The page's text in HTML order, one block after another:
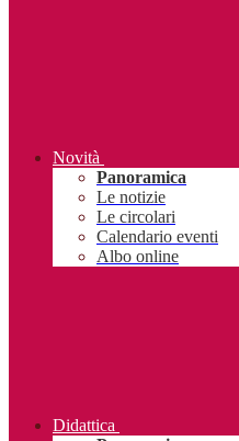
Novità
Panoramica
Le notizie
Le circolari
Calendario eventi
Albo online
Didattica